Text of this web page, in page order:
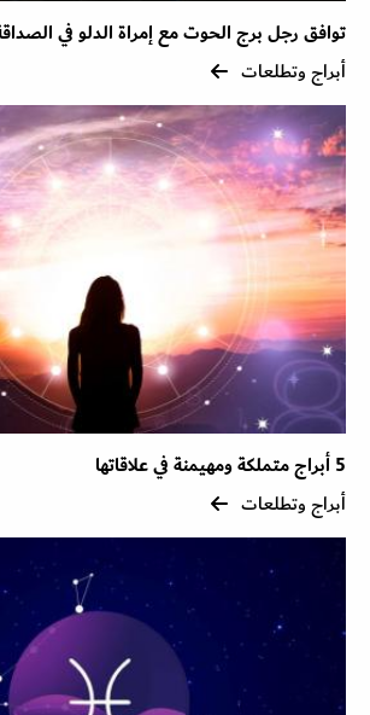
توافق رجل برج الحوت مع إمراة الدلو في
أبراج وتطلعات
5 أبراج متملكة ومهيمنة في علاقاتها
أبراج وتطلعات